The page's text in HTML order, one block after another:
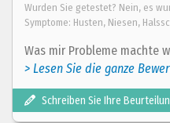
Wurden Sie getestet? Nein, es
Symptome: Husten, Niesen,
Was mir Probleme machte
> Lesen Sie die ganze
Schreiben Sie Ihre